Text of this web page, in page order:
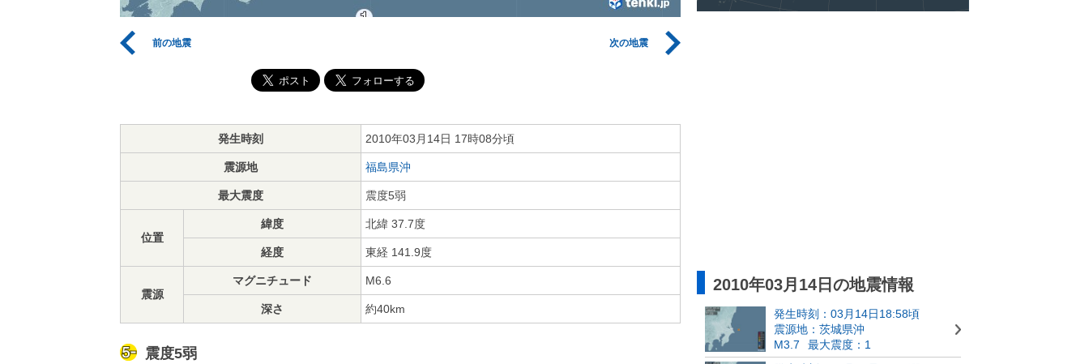
前の地震 次の地震
発生時刻 2010年03月14日 17時08分頃
震源地 福島県沖
最大震度 震度5弱
位置
緯度 北緯 37.7度
経度 東経 141.9度
震源
マグニチュード M6.6
深さ 約40km
震度5弱
2010年03月14日の地震情報
発生時刻：03月14日18:58頃
震源地：茨城県沖
M3.7
最大震度：1